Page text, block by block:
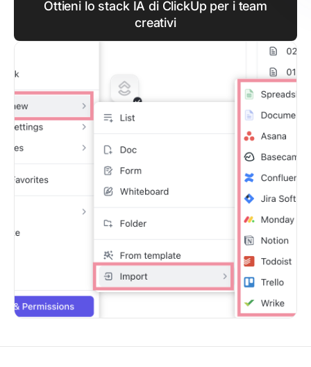
Ottieni lo stack IA di ClickUp per i team
creativi